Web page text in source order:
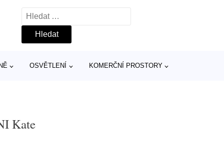
Vyhledávání
OSVĚTLENÍ KOMERČNÍ PROSTORY
Kate